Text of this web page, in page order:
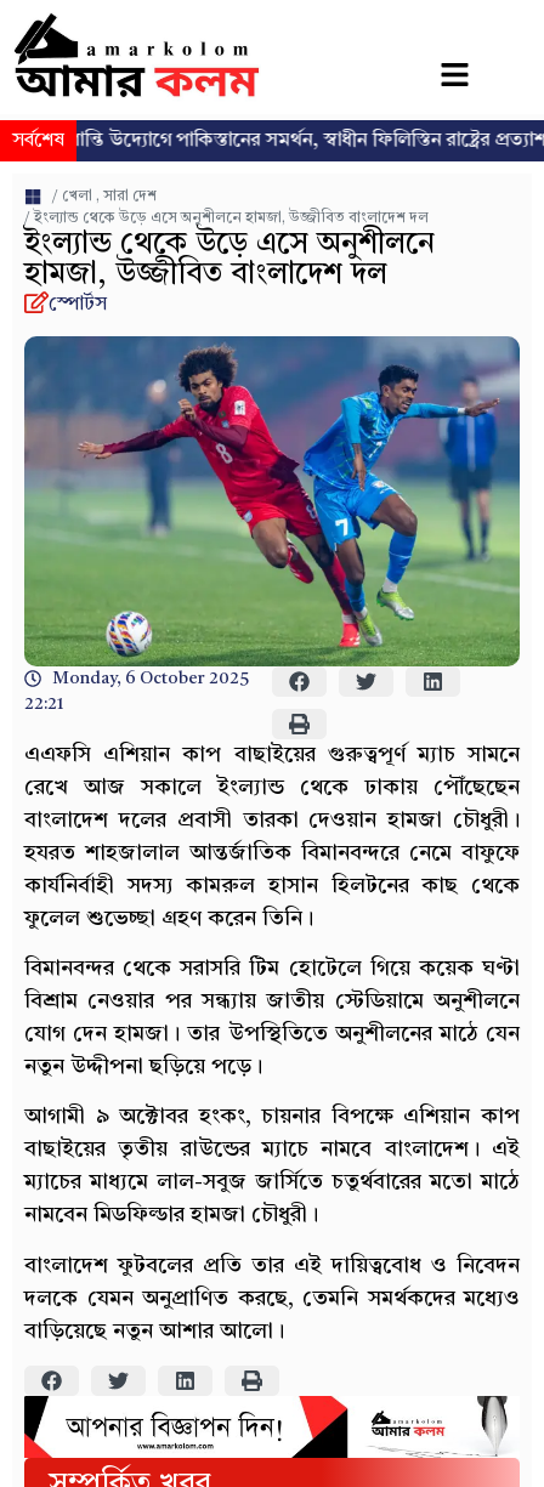
সর্বশেষ
উদ্যোগে পাকিস্তানের সমর্থন, স্বাধীন ফিলিস্তিন রাষ্ট্রের প্রত্যাশা পুনর্ব্যক্ত
/ খেলা , সারা দেশ
/ ইংল্যান্ড থেকে উড়ে এসে অনুশীলনে হামজা, উজ্জীবিত বাংলাদেশ দল
ইংল্যান্ড থেকে উড়ে এসে অনুশীলনে
হামজা, উজ্জীবিত বাংলাদেশ দল
স্পোর্টস
Monday, 6 October 2025
22:21
এএফসি এশিয়ান কাপ বাছাইয়ের গুরুত্বপূর্ণ ম্যাচ সামনে
রেখে আজ সকালে ইংল্যান্ড থেকে ঢাকায় পৌঁছেছেন
বাংলাদেশ দলের প্রবাসী তারকা দেওয়ান হামজা চৌধুরী।
হযরত শাহজালাল আন্তর্জাতিক বিমানবন্দরে নেমে বাফুফে
কার্যনির্বাহী সদস্য কামরুল হাসান হিলটনের কাছ থেকে
ফুলেল শুভেচ্ছা গ্রহণ করেন তিনি।
বিমানবন্দর থেকে সরাসরি টিম হোটেলে গিয়ে কয়েক ঘণ্টা
বিশ্রাম নেওয়ার পর সন্ধ্যায় জাতীয় স্টেডিয়ামে অনুশীলনে
যোগ দেন হামজা। তার উপস্থিতিতে অনুশীলনের মাঠে যেন
নতুন উদ্দীপনা ছড়িয়ে পড়ে।
আগামী ৯ অক্টোবর হংকং, চায়নার বিপক্ষে এশিয়ান কাপ
বাছাইয়ের তৃতীয় রাউন্ডের ম্যাচে নামবে বাংলাদেশ। এই
ম্যাচের মাধ্যমে লাল-সবুজ জার্সিতে চতুর্থবারের মতো মাঠে
নামবেন মিডফিল্ডার হামজা চৌধুরী।
বাংলাদেশ ফুটবলের প্রতি তার এই দায়িত্ববোধ ও নিবেদন
দলকে যেমন অনুপ্রাণিত করছে, তেমনি সমর্থকদের মধ্যেও
বাড়িয়েছে নতুন আশার আলো।